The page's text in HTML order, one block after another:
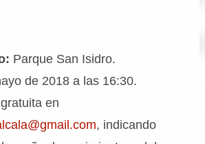
Parque San Isidro.
de 2018 a las 16:30.
gratuita en
, indicando